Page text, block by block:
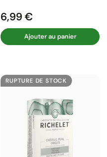
Prix
6,99 €
Ajouter au panier
RUPTURE DE STOCK